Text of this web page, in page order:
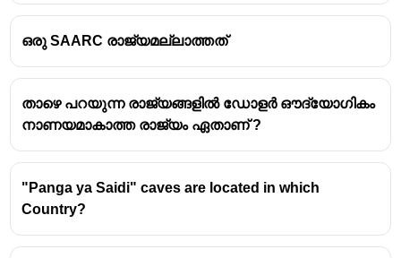
ഒരു SAARC രാജ്യമല്ലാത്തത്
താഴെ പറയുന്ന രാജ്യങ്ങളിൽ ഡോളർ ഔദ്യോഗികം
നാണയമാകാത്ത രാജ്യം ഏതാണ് ?
"Panga ya Saidi" caves are located in which
Country?